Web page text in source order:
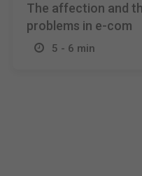
The affection and
problems in e-com
5 - 6 min